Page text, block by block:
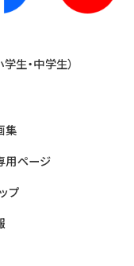
生・中学生）
集
用ページ
プ